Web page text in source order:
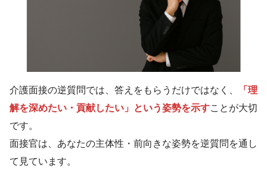
介護面接の逆質問では、答えをもらうだけではなく、
「理
解を深めたい・貢献したい」という姿勢を示すことが大切
です。
面接官は、あなたの主体性・前向きな姿勢を逆質問を通し
て見ています。